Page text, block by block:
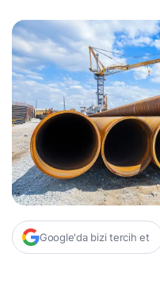
Google'da bizi tercih et